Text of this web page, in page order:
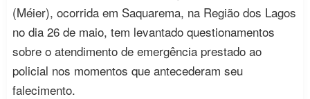
(Méier), ocorrida em Saquarema, na Região dos Lagos
no dia 26 de maio, tem levantado questionamentos
sobre o atendimento de emergência prestado ao
policial nos momentos que antecederam seu
falecimento.